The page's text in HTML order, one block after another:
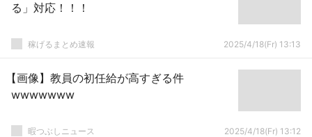
る」対応！！！
稼げるまとめ速報 2025/4/18(Fr) 13:13
【画像】教員の初任給が高すぎる件
wwwwwww
暇つぶしニュース 2025/4/18(Fr) 13:12